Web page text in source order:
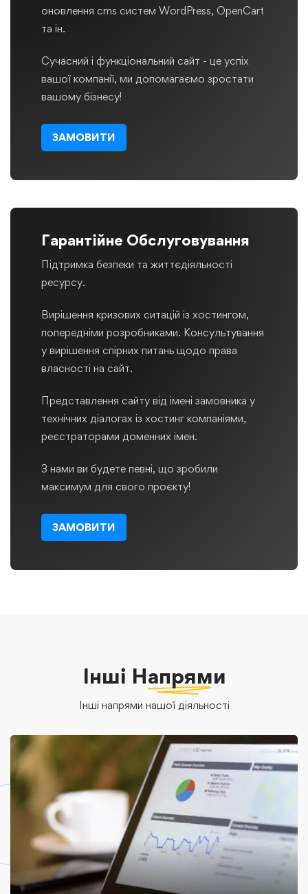
оновлення cms систем WordPress, OpenCart
та ін.
Сучасний і функціональний сайт - це успіх
вашої компанії, ми допомагаємо зростати
вашому бізнесу!
ЗАМОВИТИ
Гарантійне Обслуговування
Підтримка безпеки та життєдіяльності
ресурсу.
Вирішення кризових ситацій із хостингом,
попередніми розробниками. Консультування
у вирішення спірних питань щодо права
власності на сайт.
Представлення сайту від імені замовника у
технічних діалогах із хостинг компаніями,
реєстраторами доменних імен.
З нами ви будете певні, що зробили
максимум для свого проєкту!
ЗАМОВИТИ
Інші Напрями
Інші напрями нашої діяльності